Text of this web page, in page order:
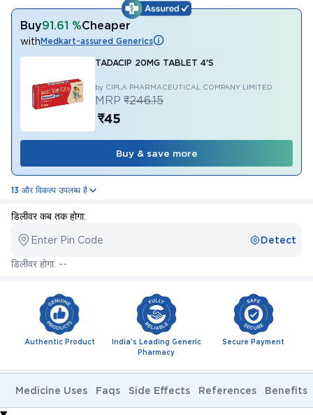
Buy91.61 %Cheaper
withMedkart-assured Generics
TADACIP 20MG TABLET 4'S
by CIPLA PHARMACEUTICAL COMPANY LIMITED
MRP ₹246.15
₹45
Buy & save more
13 और विकल्प उपलब्ध है
डिलीवर कब तक होगा:
Enter Pin Code Detect
डिलीवर होगा: --
Authentic Product
India's Leading Generic
Pharmacy
Secure Payment
Medicine Uses Faqs Side Effects References Benefits